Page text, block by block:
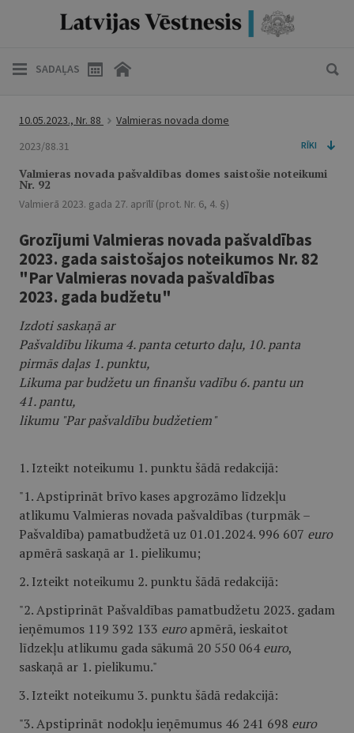
SADAĻAS
10.05.2023., Nr. 88
Valmieras novada dome
2023/88.31
RĪKI
Valmieras novada pašvaldības domes saistošie noteikumi
Nr. 92
Valmierā 2023. gada 27. aprīlī (prot. Nr. 6, 4. §)
Grozījumi Valmieras novada pašvaldības
2023. gada saistošajos noteikumos Nr. 82
"Par Valmieras novada pašvaldības
2023. gada budžetu"
Izdoti saskaņā ar
Pašvaldību likuma 4. panta ceturto daļu, 10. panta
pirmās daļas 1. punktu,
Likuma par budžetu un finanšu vadību 6. pantu un
41. pantu,
likumu "Par pašvaldību budžetiem"
1. Izteikt noteikumu 1. punktu šādā redakcijā:
"1. Apstiprināt brīvo kases apgrozāmo līdzekļu
atlikumu Valmieras novada pašvaldības (turpmāk –
Pašvaldība) pamatbudžetā uz 01.01.2024. 996 607 euro
apmērā saskaņā ar 1. pielikumu;
2. Izteikt noteikumu 2. punktu šādā redakcijā:
"2. Apstiprināt Pašvaldības pamatbudžetu 2023. gadam
ieņēmumos 119 392 133 euroapmērā, ieskaitot
līdzekļu atlikumu gada sākumā 20 550 064euro,
saskaņā ar 1. pielikumu."
3. Izteikt noteikumu 3. punktu šādā redakcijā:
"3. Apstiprināt nodokļu ieņēmumus 46 241 698 euro